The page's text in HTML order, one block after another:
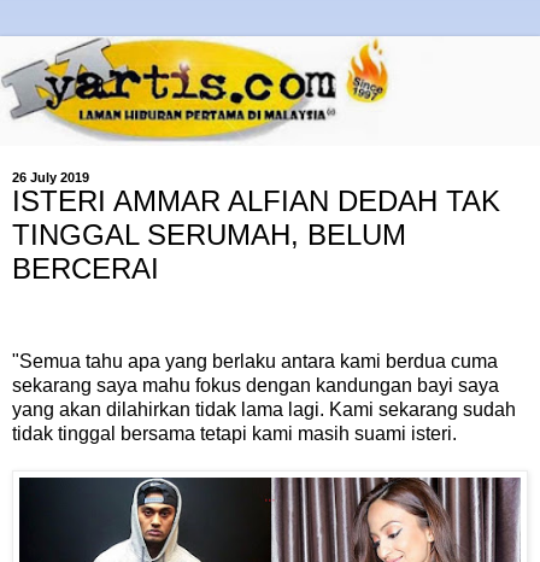
26 July 2019
ISTERI AMMAR ALFIAN DEDAH TAK
TINGGAL SERUMAH, BELUM
BERCERAI
"Semua tahu apa yang berlaku antara kami berdua cuma
sekarang saya mahu fokus dengan kandungan bayi saya
yang akan dilahirkan tidak lama lagi. Kami sekarang sudah
tidak tinggal bersama tetapi kami masih suami isteri.